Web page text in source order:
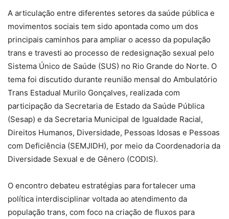
A articulação entre diferentes setores da saúde pública e
movimentos sociais tem sido apontada como um dos
principais caminhos para ampliar o acesso da população
trans e travesti ao processo de redesignação sexual pelo
Sistema Único de Saúde (SUS) no Rio Grande do Norte. O
tema foi discutido durante reunião mensal do Ambulatório
Trans Estadual Murilo Gonçalves, realizada com
participação da Secretaria de Estado da Saúde Pública
(Sesap) e da Secretaria Municipal de Igualdade Racial,
Direitos Humanos, Diversidade, Pessoas Idosas e Pessoas
com Deficiência (SEMJIDH), por meio da Coordenadoria da
Diversidade Sexual e de Gênero (CODIS).
O encontro debateu estratégias para fortalecer uma
política interdisciplinar voltada ao atendimento da
população trans, com foco na criação de fluxos para